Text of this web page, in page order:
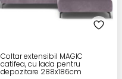
Coltar extensibil MAGIC
catifea, cu lada pentru
depozitare 288x186cm